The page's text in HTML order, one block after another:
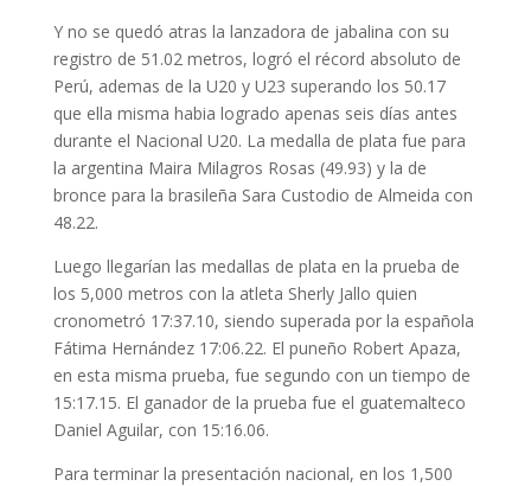
Y no se quedó atras la lanzadora de jabalina con su
registro de 51.02 metros, logró el récord absoluto de
Perú, ademas de la U20 y U23 superando los 50.17
que ella misma habia logrado apenas seis días antes
durante el Nacional U20. La medalla de plata fue para
la argentina Maira Milagros Rosas (49.93) y la de
bronce para la brasileña Sara Custodio de Almeida con
48.22.
Luego llegarían las medallas de plata en la prueba de
los 5,000 metros con la atleta Sherly Jallo quien
cronometró 17:37.10, siendo superada por la española
Fátima Hernández 17:06.22. El puneño Robert Apaza,
en esta misma prueba, fue segundo con un tiempo de
15:17.15. El ganador de la prueba fue el guatemalteco
Daniel Aguilar, con 15:16.06.
Para terminar la presentación nacional, en los 1,500